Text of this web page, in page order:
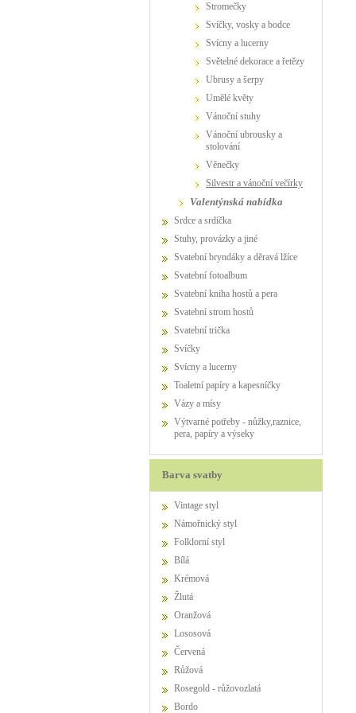
stromečky
svíčky, vosky a bodce
svícny a lucerny
světelné dekorace a řetězy
ubrusy a šerpy
umělé květy
vánoční stuhy
vánoční ubrousky a
stolování
věnečky
Silvestr a vánoční večírky
valentýnská nabídka
Srdce a srdíčka
Stuhy, provázky a jiné
Svatební bryndáky a děravá lžíce
Svatební fotoalbum
Svatební kniha hostů a pera
Svatební strom hostů
Svatební trička
Svíčky
Svícny a lucerny
Toaletní papíry a kapesníčky
Vázy a mísy
Výtvarné potřeby - nůžky,raznice,
pera, papíry a výseky
Barva svatby
Vintage styl
Námořnický styl
Folklorní styl
Bílá
Krémová
Žlutá
Oranžová
Lososová
Červená
Růžová
Rosegold - růžovozlatá
Bordo